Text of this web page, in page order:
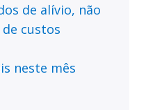
de alívio, não
custos
neste mês